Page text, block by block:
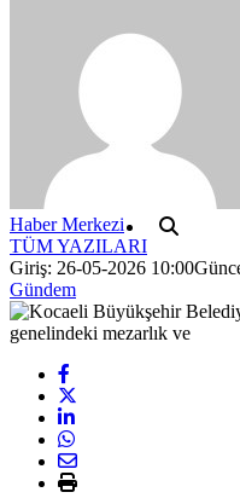
Resmi
Haber Merkezi
TÜM YAZILARI
Giriş: 26-05-2026 10:00
Gündem